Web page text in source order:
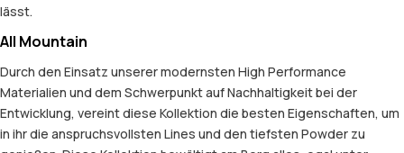
lässt.
All Mountain
Durch den Einsatz unserer modernsten High Performance
Materialien und dem Schwerpunkt auf Nachhaltigkeit bei der
Entwicklung, vereint diese Kollektion die besten Eigenschaften, um
in ihr die anspruchsvollsten Lines und den tiefsten Powder zu